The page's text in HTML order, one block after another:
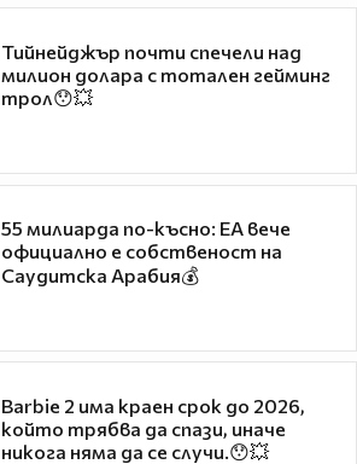
Тийнейджър почти спечели над
милион долара с тотален гейминг
трол😯💥
55 милиарда по-късно: EA вече
официално е собственост на
Саудитска Арабия💰
Barbie 2 има краен срок до 2026,
който трябва да спази, иначе
никога няма да се случи.😯💥